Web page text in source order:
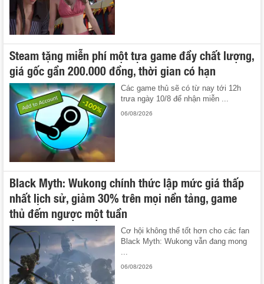
Steam tặng miễn phí một tựa game đầy chất lượng,
giá gốc gần 200.000 đồng, thời gian có hạn
Các game thủ sẽ có từ nay tới 12h
trưa ngày 10/8 để nhận miễn ...
06/08/2026
Black Myth: Wukong chính thức lập mức giá thấp
nhất lịch sử, giảm 30% trên mọi nền tảng, game
thủ đếm ngược một tuần
Cơ hội không thể tốt hơn cho các fan
Black Myth: Wukong vẫn đang mong
...
06/08/2026